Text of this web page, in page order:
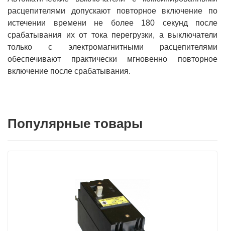
расцепителями допускают повторное включение по
истечении времени не более 180 секунд после
срабатывания их от тока перегрузки, а выключатели
только с электромагнитными расцепителями
обеспечивают практически мгновенно повторное
включение после срабатывания.
Популярные товары